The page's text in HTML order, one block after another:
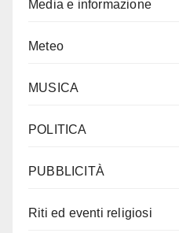
Media e informazione
Meteo
MUSICA
POLITICA
PUBBLICITÀ
Riti ed eventi religiosi